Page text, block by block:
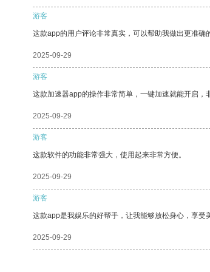
游客
这款app的用户评论非常真实，可以帮助我做出更准确
2025-09-29
游客
这款加速器app的操作非常简单，一键加速就能开启，
2025-09-29
游客
这款软件的功能非常强大，使用起来非常方便。
2025-09-29
游客
这款app是我娱乐的好帮手，让我能够放松身心，享受
2025-09-29